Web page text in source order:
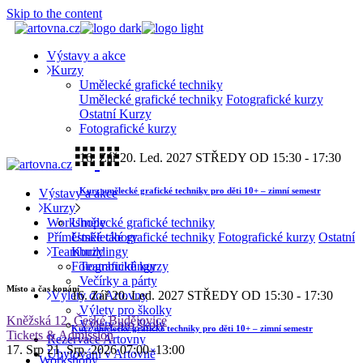
Skip to the content
Výstavy a akce
Kurzy
Umělecké grafické techniky
Umělecké grafické techniky Fotografické kurzy
Ostatní Kurzy
Fotografické kurzy
16. Zář20. Led. 2027 STŘEDY OD 15:30 - 17:30
Kurz umělecké grafické techniky pro děti 10+ – zimní semestr
Workshopy
Příměstské tábory
Teambuildingy
Teambuildingy
Večírky a párty
Výlety do Artovny
Výlety pro školky
Výlety pro školy
Rezervace Artovny
Ubytování v Artovně
Výstavy a akce
Kurzy
Umělecké grafické techniky
Umělecké grafické techniky Fotografické kurzy Ostatní
Kurzy
Fotografické kurzy
16. Zář20. Led. 2027 STŘEDY OD 15:30 - 17:30
Kurz umělecké grafické techniky pro děti 10+ – zimní semestr
Workshopy
Místo a čas konání
Kněžská 12, České Budějovice
Tickets & Admission
17. Srp21. Srp. 202607:00–13:00